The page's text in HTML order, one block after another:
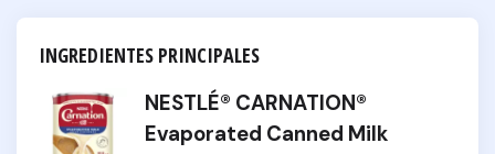
INGREDIENTES PRINCIPALES
NESTLÉ® CARNATION®
Evaporated Canned Milk